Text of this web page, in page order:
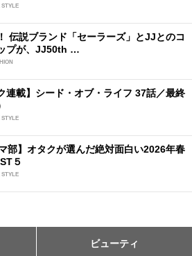
STYLE
伝説ブランド「セーラーズ」とJJとのコ
プが、JJ50th …
連載】シード・オブ・ライフ 37話／最終
STYLE
部】オタクが選んだ絶対面白い2026年春
５
STYLE
ビューティ